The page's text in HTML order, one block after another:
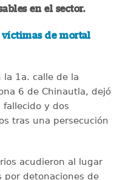
en el sector.
de mortal
1a. calle de la
6 de Chinautla, dejó
y dos
tras una persecución
acudieron al lugar
por detonaciones de